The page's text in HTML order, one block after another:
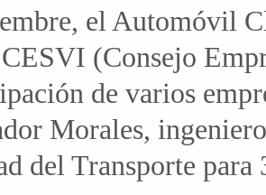
el Automóvil
(Consejo
de varios
Morales,
del Transporte